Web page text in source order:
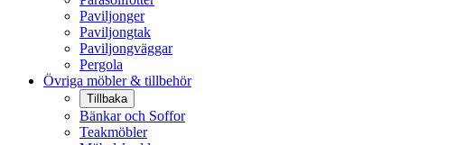
Paviljonger
Paviljongtak
Paviljongväggar
Pergola
Övriga möbler & tillbehör
Tillbaka
Bänkar och Soffor
Teakmöbler